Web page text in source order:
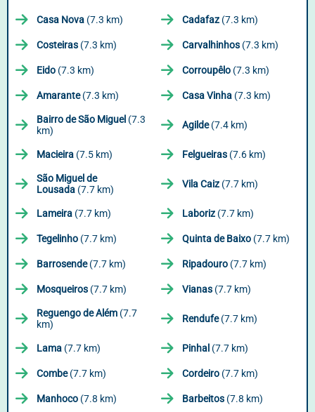
Casa Nova (7.3 km) Cadafaz (7.3 km)
Costeiras (7.3 km) Carvalhinhos (7.3 km)
Eido (7.3 km) Corroupêlo (7.3 km)
Amarante(7.3 km) Casa Vinha (7.3 km)
Bairro de São Miguel (7.3
km)
Agilde(7.4 km)
Macieira (7.5 km) Felgueiras (7.6 km)
São Miguel de
Lousada (7.7 km) Vila Caiz (7.7 km)
Lameira (7.7 km) Laboriz (7.7 km)
Tegelinho (7.7 km) Quinta de Baixo (7.7 km)
Barrosende(7.7 km) Ripadouro (7.7 km)
Mosqueiros (7.7 km) Vianas (7.7 km)
Reguengo de Além (7.7
km)
Rendufe(7.7 km)
Lama (7.7 km) Pinhal (7.7 km)
Combe(7.7 km) Cordeiro (7.7 km)
Manhoco (7.8 km) Barbeitos (7.8 km)